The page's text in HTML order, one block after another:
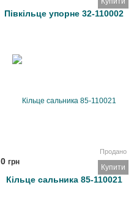
Півкільце упорне 32-110002
Продано
0 грн
Купити
Кільце сальника 85-110021